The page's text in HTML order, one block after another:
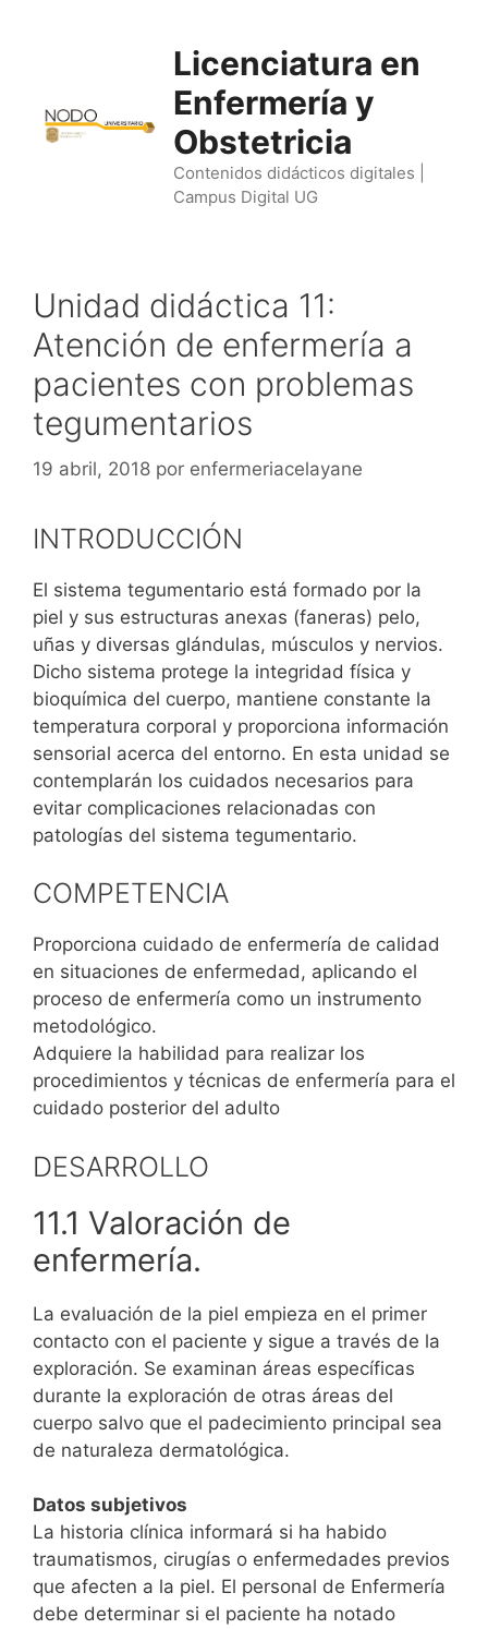
Licenciatura en
Enfermería y
Obstetricia
Contenidos didácticos digitales |
Campus Digital UG
Unidad didáctica 11:
Atención de enfermería a
pacientes con problemas
tegumentarios
19 abril, 2018 por enfermeriacelayane
INTRODUCCIÓN
El sistema tegumentario está formado por la
piel y sus estructuras anexas (faneras) pelo,
uñas y diversas glándulas, músculos y nervios.
Dicho sistema protege la integridad física y
bioquímica del cuerpo, mantiene constante la
temperatura corporal y proporciona información
sensorial acerca del entorno. En esta unidad se
contemplarán los cuidados necesarios para
evitar complicaciones relacionadas con
patologías del sistema tegumentario.
COMPETENCIA
Proporciona cuidado de enfermería de calidad
en situaciones de enfermedad, aplicando el
proceso de enfermería como un instrumento
metodológico.
Adquiere la habilidad para realizar los
procedimientos y técnicas de enfermería para el
cuidado posterior del adulto
DESARROLLO
11.1 Valoración de
enfermería.
La evaluación de la piel empieza en el primer
contacto con el paciente y sigue a través de la
exploración. Se examinan áreas específicas
durante la exploración de otras áreas del
cuerpo salvo que el padecimiento principal sea
de naturaleza dermatológica.
Datos subjetivos
La historia clínica informará si ha habido
traumatismos, cirugías o enfermedades previos
que afecten a la piel. El personal de Enfermería
debe determinar si el paciente ha notado